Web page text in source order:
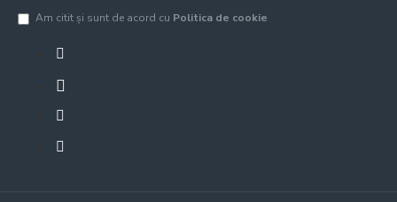
Am citit şi sunt de acord cu Politica de cookie